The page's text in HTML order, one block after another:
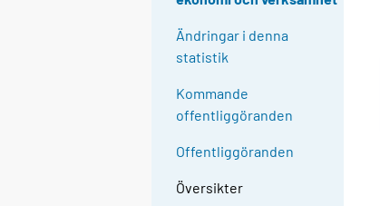
Ändringar i denna
statistik
Kommande
offentliggöranden
Offentliggöranden
Översikter